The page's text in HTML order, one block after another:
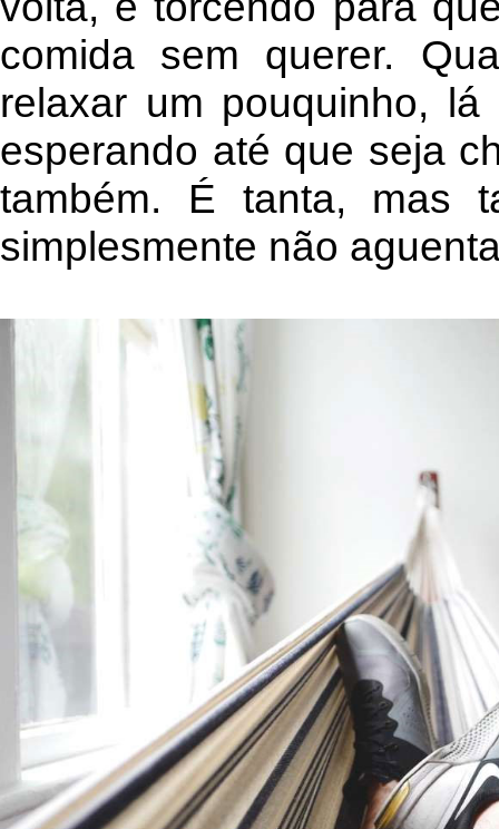
comida sem querer.
relaxar um pouquinho,
esperando até que seja
também. É tanta, mas
simplesmente não